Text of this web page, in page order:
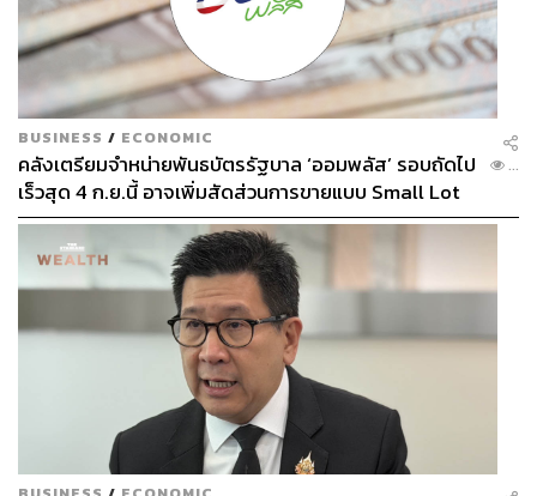
BUSINESS / ECONOMIC
คลังเตรียมจำหน่ายพันธบัตรรัฐบาล ‘ออมพลัส’ รอบถัดไป
เร็วสุด 4 ก.ย.นี้ อาจเพิ่มสัดส่วนการขายแบบ Small Lot
First มากขึ้น
...